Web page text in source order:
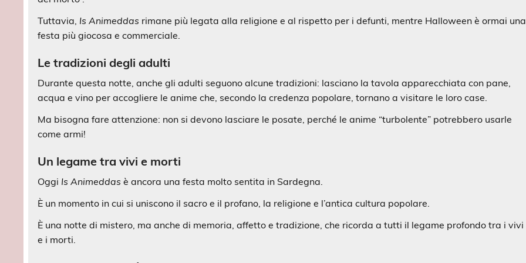
Tuttavia, Is Animeddas rimane più legata alla religione e al rispetto per i defunti, mentre Halloween è ormai una
festa più giocosa e commerciale.
Le tradizioni degli adulti
Durante questa notte, anche gli adulti seguono alcune tradizioni: lasciano la tavola apparecchiata con pane,
acqua e vino per accogliere le anime che, secondo la credenza popolare, tornano a visitare le loro case.
Ma bisogna fare attenzione: non si devono lasciare le posate, perché le anime “turbolente” potrebbero usarle
come armi!
Un legame tra vivi e morti
Oggi Is Animeddas è ancora una festa molto sentita in Sardegna.
È un momento in cui si uniscono il sacro e il profano, la religione e l’antica cultura popolare.
È una notte di mistero, ma anche di memoria, affetto e tradizione, che ricorda a tutti il legame profondo tra i vivi
e i morti.